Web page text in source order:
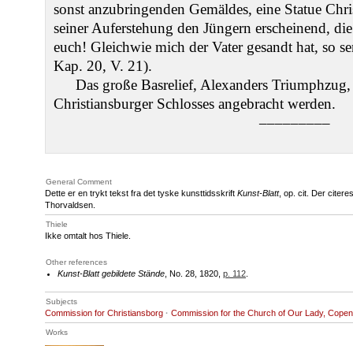
sonst anzubringenden Gemäldes, eine Statue
seiner Auferstehung den Jüngern erscheinend,
euch! Gleichwie mich der Vater gesandt hat, so
Kap. 20, V. 21).
Das große Basrelief, Alexanders
Christiansburger Schlosses angebracht werden.
–––––––––
General Comment
Dette er en trykt tekst fra det tyske kunsttidsskrift Kunst-Blatt, op. cit. Der
Thorvaldsen.
Thiele
Ikke omtalt hos Thiele.
Other references
Kunst-Blatt gebildete Stände , No. 28, 1820, p. 112
Subjects
Commission for Christiansborg · Commission for the Church of Our Lady,
Works